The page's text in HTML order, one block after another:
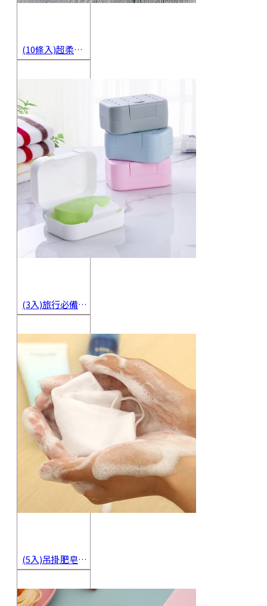
(10條入)超柔軟抹布 不沾油洗碗巾 多用途擦拭布
(3入)旅行必備密封香皂收納盒 方便攜帶防水海綿肥皂盒 香皂盒
(5入)吊掛肥皂起泡網 香皂起泡袋